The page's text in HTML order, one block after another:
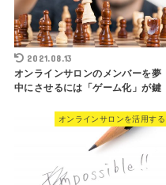
2021.08.13
オンラインサロンのメンバーを夢
中にさせるには「ゲーム化」が鍵
オンラインサロンを活用する